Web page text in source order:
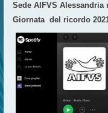
Sede AIFVS Alessandria
Giornata del ricordo